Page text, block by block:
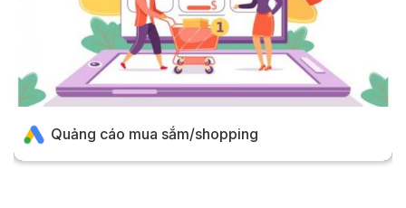
Quảng cáo mua sắm/shopping